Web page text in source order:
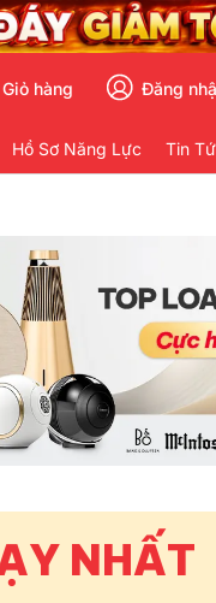
Giỏ hàng Đăng
Hồ Sơ Năng Lực Tin
NHẤT